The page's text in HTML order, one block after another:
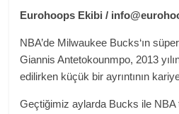
Eurohoops Ekibi /
NBA’de Milwaukee Bucks‘ın
Giannis Antetokounmpo, 2013
edilirken küçük bir ayrıntının
Geçtiğimiz aylarda Bucks ile NBA